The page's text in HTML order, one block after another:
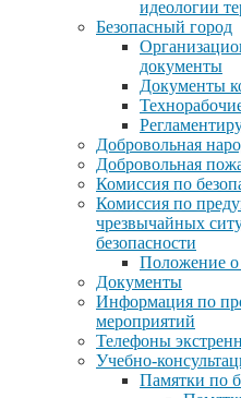
идеологии
Безопасный город
документы
Документы
Добровольная
Добровольная
Комиссия по
Комиссия по
чрезвычайных
безопасности
Положение
Документы
Информация по
мероприятий
Телефоны
Учебно-
Памятки по